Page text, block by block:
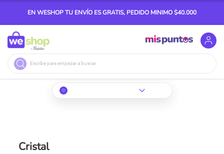
EN WESHOP TU ENVÍO ES GRATIS, PEDIDO MINIMO $40.000
Buscar
Cristal